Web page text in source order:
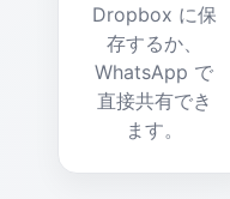
Dropbox に保
存するか、
WhatsApp で
直接共有でき
ます。